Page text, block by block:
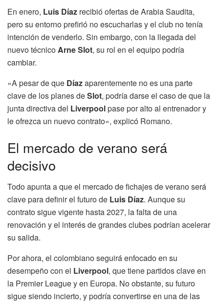
En enero, Luis Díaz recibió ofertas de Arabia Saudita,
pero su entorno prefirió no escucharlas y el club no tenía
intención de venderlo. Sin embargo, con la llegada del
nuevo técnicoArne Slot, su rol en el equipo podría
cambiar.
«A pesar de que Díazaparentemente no es una parte
clave de los planes deSlot, podría darse el caso de que la
junta directiva del Liverpoolpase por alto al entrenador y
le ofrezca un nuevo contrato», explicó Romano.
El mercado de verano será
decisivo
Todo apunta a que el mercado de fichajes de verano será
clave para definir el futuro de Luis Díaz. Aunque su
contrato sigue vigente hasta 2027, la falta de una
renovación y el interés de grandes clubes podrían acelerar
su salida.
Por ahora, el colombiano seguirá enfocado en su
desempeño con el Liverpool, que tiene partidos clave en
la Premier League y en Europa. No obstante, su futuro
sigue siendo incierto, y podría convertirse en una de las